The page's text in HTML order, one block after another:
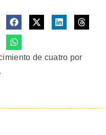
de cuatro por